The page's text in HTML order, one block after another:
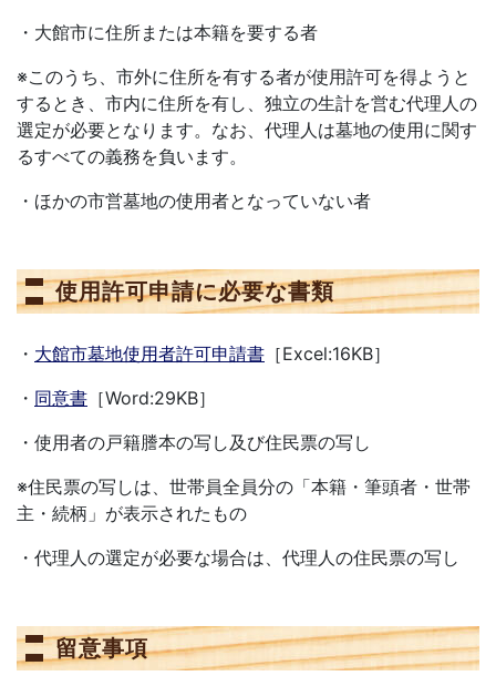
・大館市に住所または本籍を要する者
※このうち、市外に住所を有する者が使用許可を得ようと
するとき、市内に住所を有し、独立の生計を営む代理人の
選定が必要となります。なお、代理人は墓地の使用に関す
るすべての義務を負います。
・ほかの市営墓地の使用者となっていない者
使用許可申請に必要な書類
・ 大館市墓地使用者許可申請書 ［Excel:16KB］
・ 同意書 ［Word:29KB］
・使用者の戸籍謄本の写し及び住民票の写し
※住民票の写しは、世帯員全員分の「本籍・筆頭者・世帯
主・続柄」が表示されたもの
・代理人の選定が必要な場合は、代理人の住民票の写し
留意事項